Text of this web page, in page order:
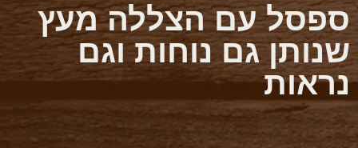
ספסל עם הצללה מעץ
שנותן גם נוחות וגם
נראות